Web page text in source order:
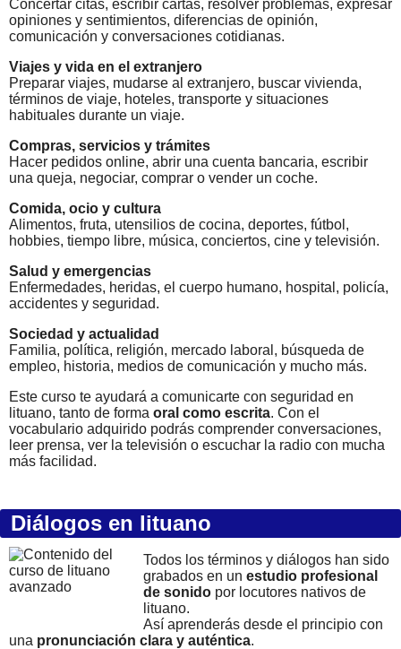
Concertar citas, escribir cartas, resolver problemas, expresar
opiniones y sentimientos, diferencias de opinión,
comunicación y conversaciones cotidianas.
Viajes y vida en el extranjero
Preparar viajes, mudarse al extranjero, buscar vivienda,
términos de viaje, hoteles, transporte y situaciones
habituales durante un viaje.
Compras, servicios y trámites
Hacer pedidos online, abrir una cuenta bancaria, escribir
una queja, negociar, comprar o vender un coche.
Comida, ocio y cultura
Alimentos, fruta, utensilios de cocina, deportes, fútbol,
hobbies, tiempo libre, música, conciertos, cine y televisión.
Salud y emergencias
Enfermedades, heridas, el cuerpo humano, hospital, policía,
accidentes y seguridad.
Sociedad y actualidad
Familia, política, religión, mercado laboral, búsqueda de
empleo, historia, medios de comunicación y mucho más.
Este curso te ayudará a comunicarte con seguridad en
lituano, tanto de forma oral como escrita. Con el
vocabulario adquirido podrás comprender conversaciones,
leer prensa, ver la televisión o escuchar la radio con mucha
más facilidad.
Diálogos en lituano
Todos los términos y diálogos han sido
grabados en un estudio profesional
de sonido por locutores nativos de
lituano.
Así aprenderás desde el principio con
una pronunciación clara y auténtica.